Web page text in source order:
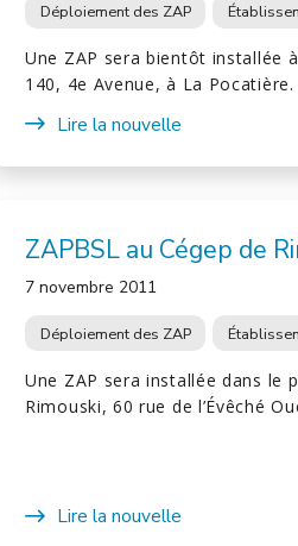
Déploiement des ZAP
Une ZAP sera bientôt installée
140, 4e Avenue, à La Pocatière.
Lire la nouvelle
ZAPBSL au Cégep de
7 novembre 2011
Déploiement des ZAP
Une ZAP sera installée dans le
Rimouski, 60 rue de l’Évêché
Lire la nouvelle